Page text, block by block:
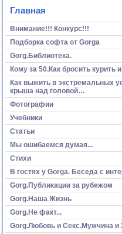
Главная
Внимание!!! Конкурс!!!
Подборка софта от Gorga
Gorg.Библиотека.
Кому за 50.Как бросить курить
Как выжить в экстремальных
крыша над головой…
Фотографии
Учебники
Статьи
Мы ошибаемся думая...
Стихи
В гостях у Gorga. Беседа с
Gorg.Публикации за рубежом
Gorg.Наша Жизнь
Gorg.Не факт...
Gorg.Любовь и Секс.Мужчина